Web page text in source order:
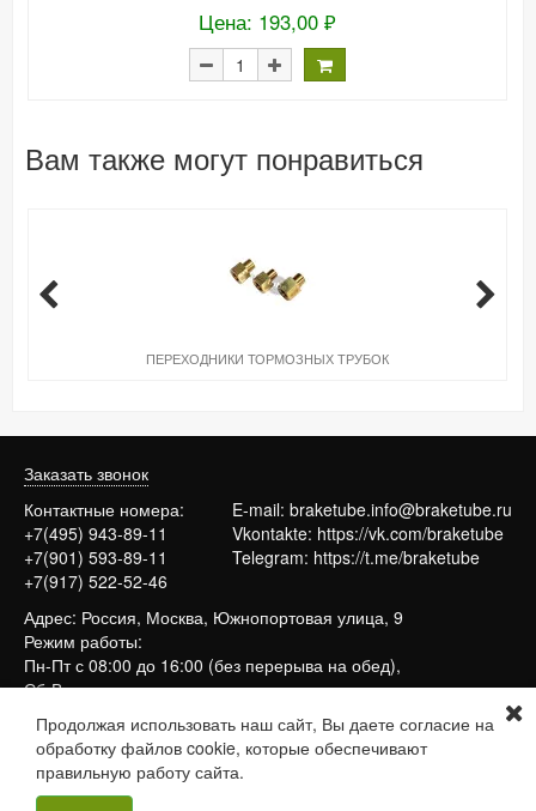
Цена: 193,00 ₽
Вам также могут понравиться
ПЕРЕХОДНИКИ ТОРМОЗНЫХ ТРУБОК
Заказать звонок
Контактные номера:
+7(495) 943-89-11
+7(901) 593-89-11
+7(917) 522-52-46
Адрес: Россия, Москва, Южнопортовая улица, 9
Режим работы:
Пн-Пт с 08:00 до 16:00 (без перерыва на обед),
Сб-Вс выходные
E-mail: braketube.info@braketube.ru
Vkontakte: https://vk.com/braketube
Telegram: https://t.me/braketube
Сайт работает на системеМойБизнес2
Продолжая использовать наш сайт, Вы даете согласие на
обработку файлов cookie, которые обеспечивают
правильную работу сайта.